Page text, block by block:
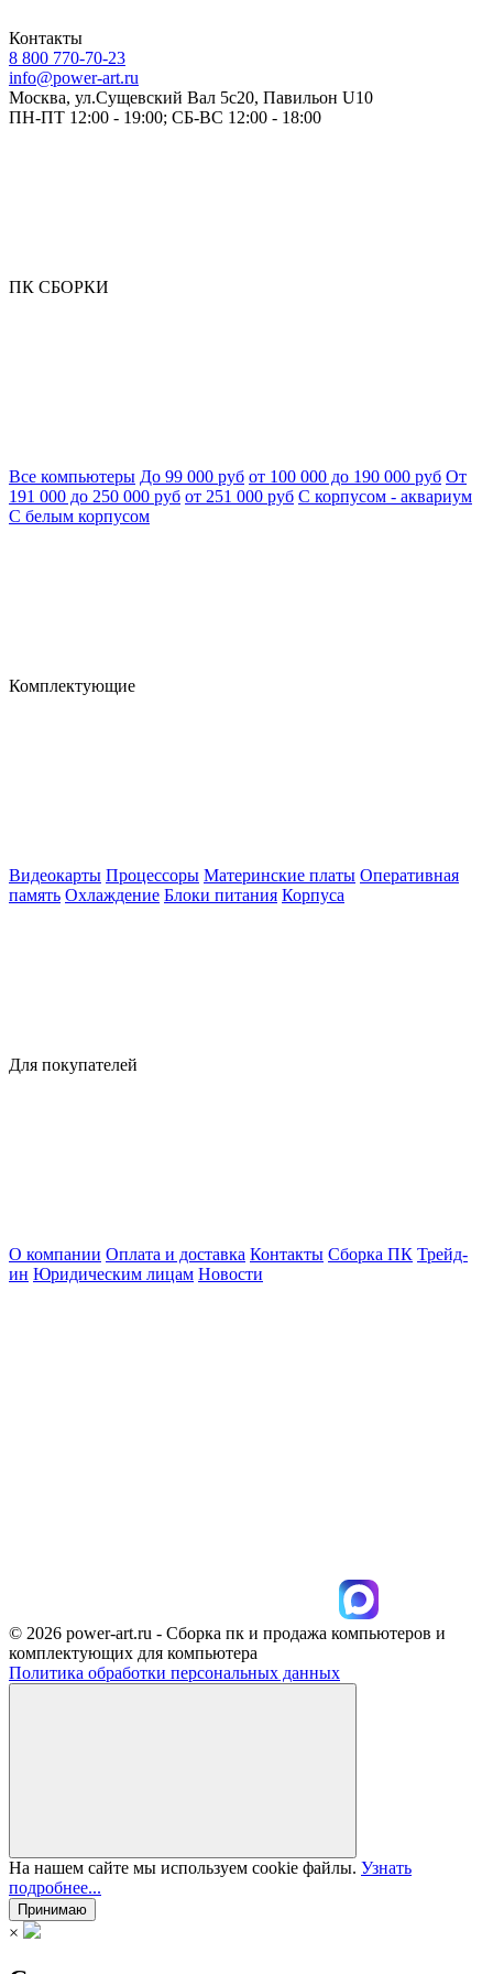
Контакты
8 800 770-70-23
info@power-art.ru
Москва, ул.Сущевский Вал 5с20, Павильон U10
ПН-ПТ 12:00 - 19:00; СБ-ВС 12:00 - 18:00
ПК СБОРКИ
Все компьютеры До 99 000 руб от 100 000 до 190 000 руб От
191 000 до 250 000 руб от 251 000 руб С корпусом - аквариум
С белым корпусом
Комплектующие
Видеокарты Процессоры Материнские платы Оперативная
память Охлаждение Блоки питания Корпуса
Для покупателей
О компании Оплата и доставка Контакты Сборка ПК Трейд-
ин Юридическим лицам Новости
© 2026 power-art.ru - Сборка пк и продажа компьютеров и
комплектующих для компьютера
Политика обработки персональных данных
На нашем сайте мы используем cookie файлы. Узнать
подробнее...
Принимаю
×